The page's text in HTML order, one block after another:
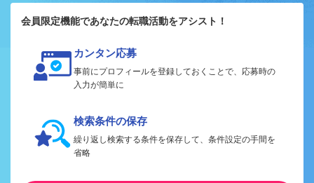
会員限定機能であなたの転職活動をアシスト！
カンタン応募
事前にプロフィールを登録しておくことで、応募時の
入力が簡単に
検索条件の保存
繰り返し検索する条件を保存して、条件設定の手間を
省略